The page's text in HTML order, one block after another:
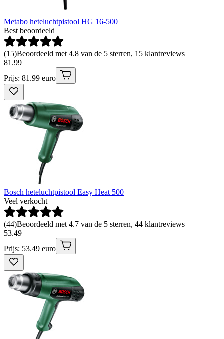
Metabo heteluchtpistool HG 16-500
Best beoordeeld
(15)Beoordeeld met 4.8 van de 5 sterren, 15 klantreviews
81 .99
Prijs: 81.99 euro
Bosch heteluchtpistool Easy Heat 500
Veel verkocht
(44)Beoordeeld met 4.7 van de 5 sterren, 44 klantreviews
53.49
Prijs: 53.49 euro